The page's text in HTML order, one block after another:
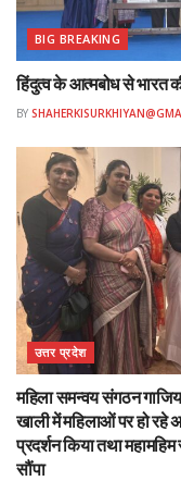
BIG BREAKING
हिंदुत्व के आत्मबोध से भारत
BY
उत्तर प्रदेश
महिला समन्वय संगठन
खाली में महिलाओं पर हो रहे
प्रदर्शन किया तथा महामहिम
सौंपा